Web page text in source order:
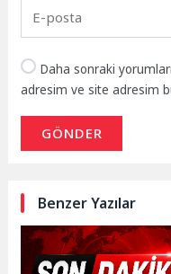
Daha sonraki
adresim ve site adresim
GÖNDER
Benzer Yazılar